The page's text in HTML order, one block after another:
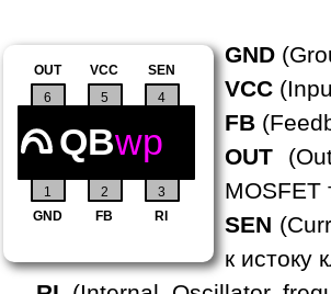
1 2 3
4
GND FB RI
SEN
VCC
5
6
OUT
QBwp
GND
VCC
FB
OUT
MOSFET
SEN
к истоку